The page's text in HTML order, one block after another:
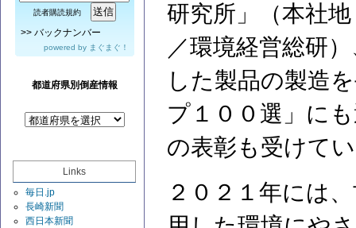
読者購読規約
>> バックナンバー
powered by まぐまぐ！
都道府県別倒産情報
Links
毎日.jp
長崎新聞
西日本新聞
研究所」（本社
／環境経営総研
した製品の製造
プ１００選」に
の表彰も受けて
２０２１年には